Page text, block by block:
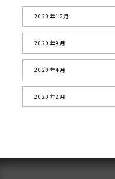
2020年12月
2020年9月
2020年4月
2020年2月